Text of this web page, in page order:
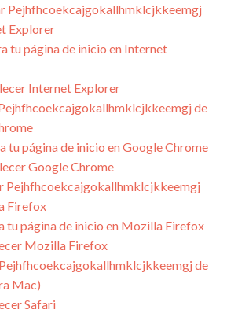
Pejhfhcoekcajgokallhmklcjkkeemgj
Explorer
tu página de inicio en Internet
Internet Explorer
de
tu página de inicio en Google Chrome
Google Chrome
Pejhfhcoekcajgokallhmklcjkkeemgj
Firefox
tu página de inicio en Mozilla Firefox
Mozilla Firefox
de
Mac)
Safari